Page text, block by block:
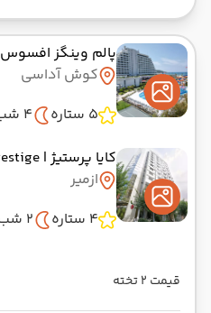
پالم وینگز افسوس
کوش آداسی
5 ستاره
4 شب
کایا پرستیژ| Kaya Prestige
ازمیر
4 ستاره
2 شب
قیمت 2 تخته